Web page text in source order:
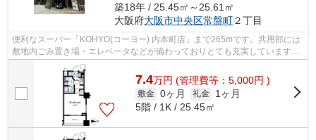
築18年 / 25.45㎡～25.61㎡
大阪府大阪市中央区常盤町２丁目
便利なスーパー「KOHYO(コーヨー) 内本町店」まで265mです。共用部には
敷地内ごみ置き場・エレベータなどが備わっておりとても充実しています。
遠くの風景を見つめることは視力回復に...
7.4万円 (管理費等：5,000円 )
敷金 0ヶ月 礼金
1ヶ月
5階 / 1K / 25.45㎡